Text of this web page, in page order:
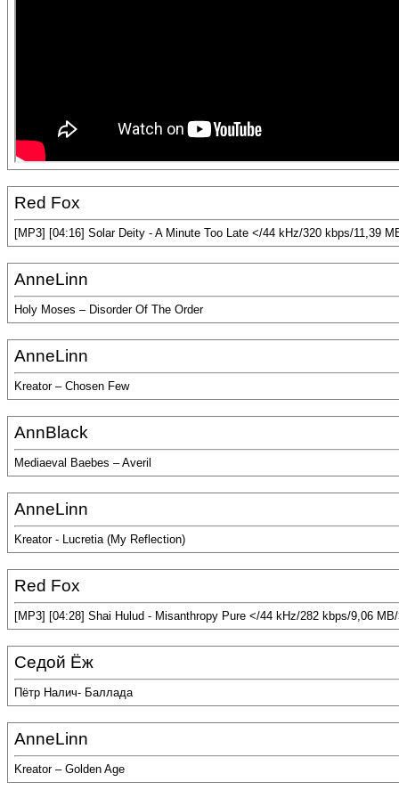
Red Fox
[MP3] [04:16] Solar Deity - A Minute Too Late </44 kHz/320 kbps/11,39
AnneLinn
Holy Moses – Disorder Of The Order
AnneLinn
Kreator – Chosen Few
AnnBlack
Mediaeval Baebes – Averil
AnneLinn
Kreator - Lucretia (My Reflection)
Red Fox
[MP3] [04:28] Shai Hulud - Misanthropy Pure </44 kHz/282 kbps/9,06
Седой Ёж
Пётр Налич- Баллада
AnneLinn
Kreator – Golden Age